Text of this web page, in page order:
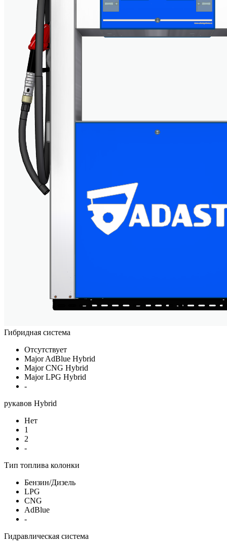
Гибридная система
Отсутствует
Major AdBlue Hybrid
Major CNG Hybrid
Major LPG Hybrid
-
рукавов Hybrid
Нет
1
2
-
Тип топлива колонки
Бензин/Дизель
LPG
CNG
AdBlue
-
Гидравлическая система